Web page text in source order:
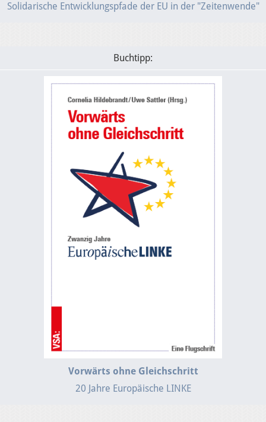
Solidarische Entwicklungspfade der EU in der "Zeitenwende"
Buchtipp:
Vorwärts ohne Gleichschritt
20 Jahre Europäische LINKE